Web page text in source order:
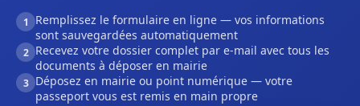
1
Remplissez le formulaire en ligne — vos informations
sont sauvegardées automatiquement
2 Recevez votre dossier complet par e-mail avec tous les
documents à déposer en mairie
3 Déposez en mairie ou point numérique — votre
passeport vous est remis en main propre